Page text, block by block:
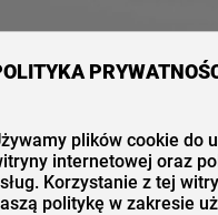
nas Katalog
plików cookie do
internetowej oraz
Korzystanie z tej
politykę w zakresie